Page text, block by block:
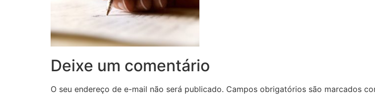
Deixe um comentário
O seu endereço de e-mail não será publicado. Campos obrigatórios são marcados